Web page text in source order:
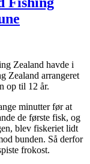
Zealand havde i
Zealand arrangeret
op til 12 år.
minutter før at
de første fisk, og
blev fiskeriet lidt
bunden. Så derfor
frokost.